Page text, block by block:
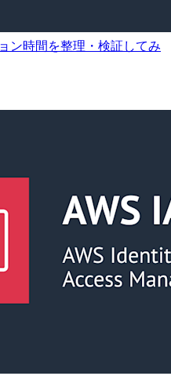
ン時間を整理・検証してみ